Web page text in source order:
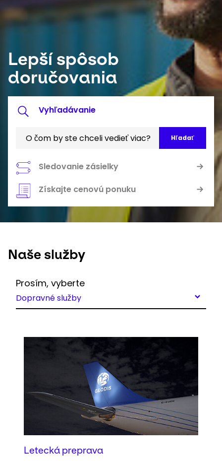
Vyberte svoju krajinu a jazyk
Lepší spôsob
doručovania
Vyhľadávanie
Panel
KeepeekSledovanie zásielky
KeepeekZískajte cenovú ponuku
Naše služby
Prosím, vyberte
Dopravné služby
Letecká preprava